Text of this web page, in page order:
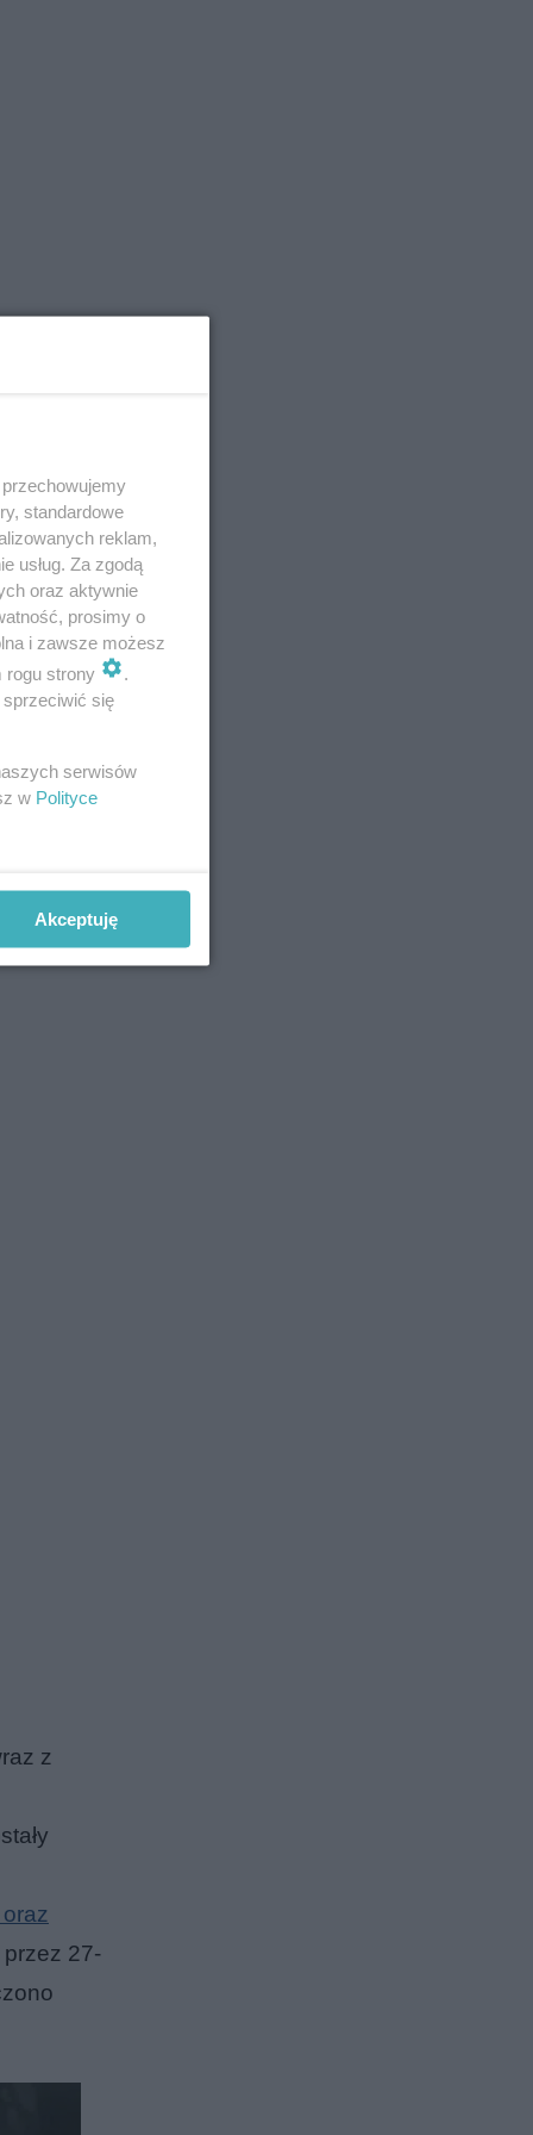
z
27-
standardowe
reklam,
usług. Za zgodą
oraz aktywnie
prosimy o
i zawsze możesz
rogu strony
.
się
serwisów
w Polityce
Akceptuję